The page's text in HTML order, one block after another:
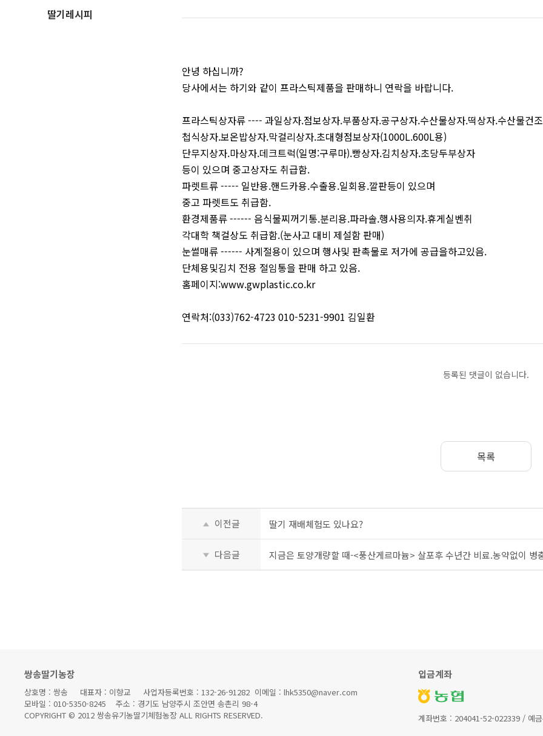
딸기레시피
안녕 하십니까?
당사에서는 하기와 같이 프라스틱제품을 판매하니 연락을 바랍니다.
프라스틱상자류 ---- 과일상자.점보상자.부품상자.공구상자.수산물상자.떡상자.수산물건
첩식상자.보온밥상자.막걸리상자.초대형점보상자(1000L.600L용)
단무지상자.마상자.데크트럭(일명:구루마).빵상자.김치상자.초당두부상자
등이 있으며 중고상자도 취급함.
파렛트류 ----- 일반용.핸드카용.수출용.일회용.깔판등이 있으며
중고 파렛트도 취급함.
환경제품류 ------ 음식물찌꺼기통.분리용.파라솔.행사용의자.휴게실벤취
각대학 책걸상도 취급함.(눈사고 대비 제설함 판매)
눈썰매류 ------ 사계절용이 있으며 행사및 판촉물로 저가에 공급을하고있음.
단체용및김치 전용 절임통을 판매 하고 있음.
홈페이지:www.gwplastic.co.kr
연락처:(033)762-4723 010-5231-9901 김일환
등록된 댓글이 없습니다.
목록
이전글 딸기 재배체험도 있나요?
다음글 지금은 토양개량할 때-<풍산게르마늄> 살포후 수년간 비료.농약없이 병
쌍송딸기농장
상호명 : 쌍송 대표자 : 이향교 사업자등록번호 : 132-26-91282 이메일 : lhk5350@naver.com
모바일 : 010-5350-8245 주소 : 경기도 남양주시 조안면 송촌리 98-4
COPYRIGHT © 2012 쌍송유기농딸기체험농장 ALL RIGHTS RESERVED.
입금계좌
계좌번호 : 204041-52-022339 / 예